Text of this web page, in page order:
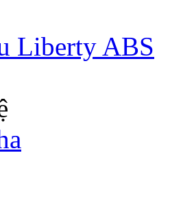
Liberty ABS